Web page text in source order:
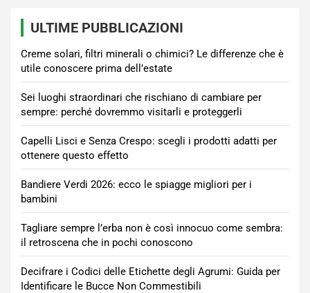
ULTIME PUBBLICAZIONI
Creme solari, filtri minerali o chimici? Le differenze che è
utile conoscere prima dell’estate
Sei luoghi straordinari che rischiano di cambiare per
sempre: perché dovremmo visitarli e proteggerli
Capelli Lisci e Senza Crespo: scegli i prodotti adatti per
ottenere questo effetto
Bandiere Verdi 2026: ecco le spiagge migliori per i
bambini
Tagliare sempre l’erba non è così innocuo come sembra:
il retroscena che in pochi conoscono
Decifrare i Codici delle Etichette degli Agrumi: Guida per
Identificare le Bucce Non Commestibili